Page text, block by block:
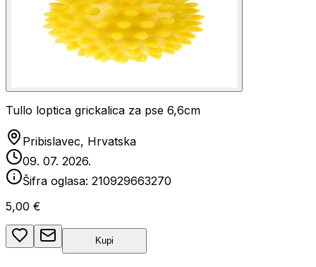
Tullo loptica grickalica za pse 6,6cm
Pribislavec, Hrvatska
09. 07. 2026.
Šifra oglasa: 210929663270
5,00 €
Kupi